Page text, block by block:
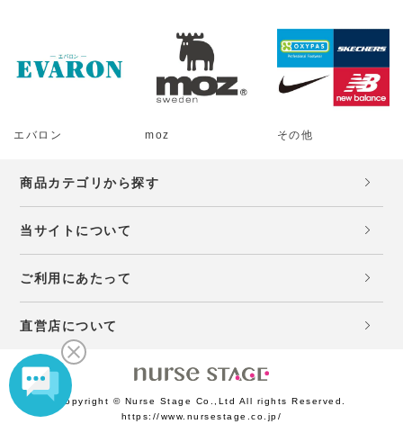
エバロン moz その他
商品カテゴリから探す
当サイトについて
ご利用にあたって
直営店について
Copyright © Nurse Stage Co.,Ltd All rights Reserved.
https://www.nursestage.co.jp/